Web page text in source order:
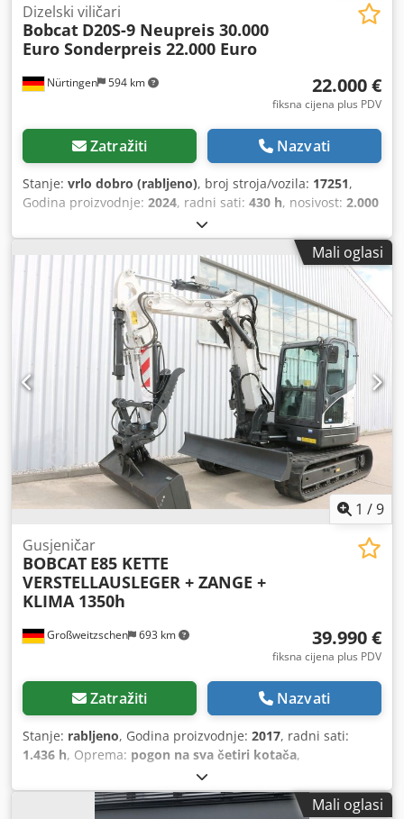
Nürtingen 594 km
Dizelski viličari
Bobcat D20S-9 Neupreis 30.000
Euro Sonderpreis 22.000 Euro
22.000 €
fiksna cijena plus PDV
Zatražiti Nazvati
Stanje: vrlo dobro (rabljeno), broj stroja/vozila: 17251,
Godina proizvodnje: 2024, radni sati: 430 h, nosivost: 2.000
4.730 mm
mm, težište tereta:500 mm, vrsta goriva:dizel, vrsta
, građevinska visina: 2.190 mm, duljina
vilica:
1.050 mm, veličina prednje gume:
veličina stražnje gume:6.50-10, ukupna masa:4.053 kg
5215420 Cjdpezr Db Hefx Abwsha Serijski broj: FDA2A-
Mali oglasi
1 /9
Großweitzschen 693 km
Gusjeničar
BOBCAT E85 KETTE
VERSTELLAUSLEGER + ZANGE +
KLIMA 1350h
39.990 €
fiksna cijena plus PDV
Zatražiti Nazvati
Stanje: rabljeno, Godina proizvodnje: 2017, radni sati:
1.436 h, Oprema: pogon na sva četiri kotača,
Mali oglasi